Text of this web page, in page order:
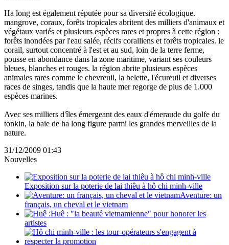
Ha long est également réputée pour sa diversité écologique.
mangrove, coraux, forêts tropicales abritent des milliers d'animaux et
végétaux variés et plusieurs espèces rares et propres à cette région :
forêts inondées par l'eau salée, récifs coralliens et forêts tropicales. le
corail, surtout concentré à l'est et au sud, loin de la terre ferme,
pousse en abondance dans la zone maritime, variant ses couleurs
bleues, blanches et rouges. la région abrite plusieurs espèces
animales rares comme le chevreuil, la belette, l'écureuil et diverses
races de singes, tandis que la haute mer regorge de plus de 1.000
espèces marines.
Avec ses milliers d'îles émergeant des eaux d'émeraude du golfe du
tonkin, la baie de ha long figure parmi les grandes merveilles de la
nature.
31/12/2009 01:43
Nouvelles
Exposition sur la poterie de lai thiêu à hô chi minh-ville
Aventure: un
français, un cheval et le vietnam
Huê : "la beauté vietnamienne" pour honorer les
artistes